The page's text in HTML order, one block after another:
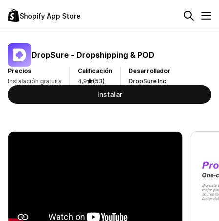
Shopify App Store
DropSure ‑ Dropshipping & POD
Precios
Instalación gratuita
Calificación
4,9
(53)
Desarrollador
DropSure Inc.
Instalar